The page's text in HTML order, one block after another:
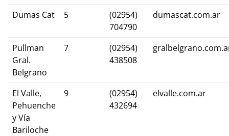
Dumas Cat 5
(02954)
704790
dumascat.com.ar
Pullman
Gral.
Belgrano
7
(02954)
438508
El Valle,
Pehuenche
y Vía
Bariloche
9
(02954)
432694
elvalle.com.ar